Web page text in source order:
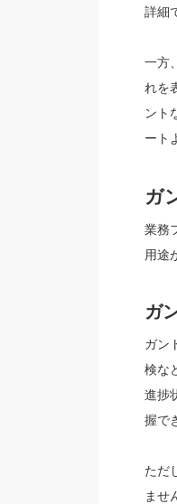
詳細
一方
れを
ント
ート
ガ
業務
用途
ガ
ガン
検な
進捗
握で
ただ
ませ